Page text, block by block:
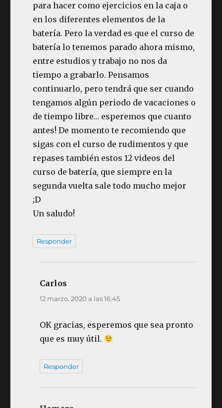
para hacer como ejercicios en la caja o
en los diferentes elementos de la
batería. Pero la verdad es que el curso de
batería lo tenemos parado ahora mismo,
entre estudios y trabajo no nos da
tiempo a grabarlo. Pensamos
continuarlo, pero tendrá que ser cuando
tengamos algún periodo de vacaciones o
de tiempo libre… esperemos que cuanto
antes! De momento te recomiendo que
sigas con el curso de rudimentos y que
repases también estos 12 videos del
curso de batería, que siempre en la
segunda vuelta sale todo mucho mejor
;D
Un saludo!
Responder
Carlos
12 marzo, 2020 a las 16:45
OK gracias, esperemos que sea pronto
que es muy útil.
Responder